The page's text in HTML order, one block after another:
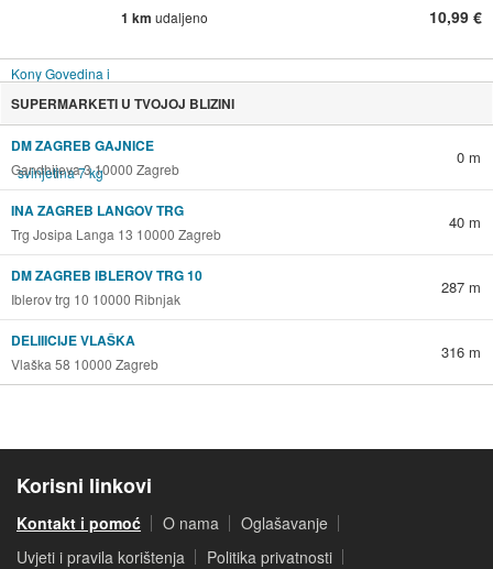
1 km udaljeno 10,99 €
SUPERMARKETI U TVOJOJ BLIZINI
DM ZAGREB GAJNICE
Gandhijeva 3 10000 Zagreb
0 m
INA ZAGREB LANGOV TRG
Trg Josipa Langa 13 10000 Zagreb
40 m
DM ZAGREB IBLEROV TRG 10
Iblerov trg 10 10000 Ribnjak
287 m
DELIIICIJE VLAŠKA
Vlaška 58 10000 Zagreb
316 m
Korisni linkovi
Kontakt i pomoć O nama
Oglašavanje
Uvjeti i pravila korištenja
Politika privatnosti